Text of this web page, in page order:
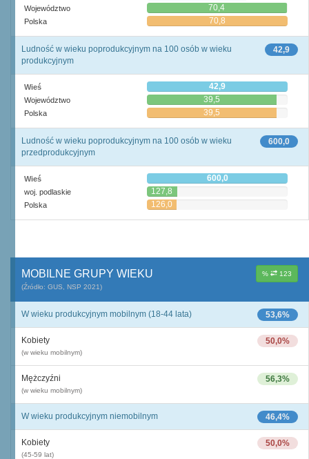
Województwo 70,4
Polska 70,8
42,9
Ludność w wieku poprodukcyjnym na 100 osób w wieku
produkcyjnym
Wieś 42,9
Województwo 39,5
Polska 39,5
600,0
Ludność w wieku poprodukcyjnym na 100 osób w wieku
przedprodukcyjnym
Wieś 600,0
woj. podlaskie 127,8
Polska 126,0
% 123
MOBILNE GRUPY WIEKU
(Źródło: GUS, NSP 2021)
53,6%
W wieku produkcyjnym mobilnym (18-44 lata)
50,0%
Kobiety
(w wieku mobilnym)
56,3%
Mężczyźni
(w wieku mobilnym)
46,4%
W wieku produkcyjnym niemobilnym
50,0%
Kobiety
(45-59 lat)